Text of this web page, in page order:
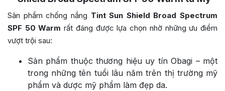
Sản phẩm chống nắng Tint Sun Shield Broad Spectrum
SPF 50 Warm rất đáng được lựa chọn nhờ những ưu điểm
vượt trội sau:
Sản phẩm thuộc thương hiệu uy tín Obagi – một
trong những tên tuổi lâu năm trên thị trường mỹ
phẩm và dược mỹ phẩm làm đẹp da.